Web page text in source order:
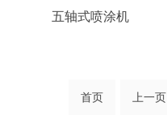
五轴式喷涂机
首页 上一页